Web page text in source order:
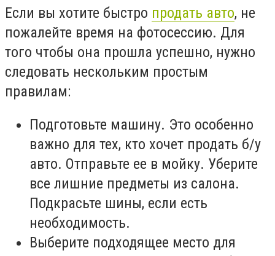
Если вы хотите быстро продать авто, не
пожалейте время на фотосессию. Для
того чтобы она прошла успешно, нужно
следовать нескольким простым
правилам:
Подготовьте машину. Это особенно
важно для тех, кто хочет продать б/у
авто. Отправьте ее в мойку. Уберите
все лишние предметы из салона.
Подкрасьте шины, если есть
необходимость.
Выберите подходящее место для